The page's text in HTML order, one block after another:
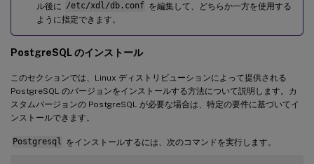
ル後に /etc/xdl/db.conf を編集して、どちらか一方を使用する
ように指定できます。
PostgreSQL のインストール
このセクションでは、Linux ディストリビューションによって提供される
PostgreSQL のバージョンをインストールする方法について説明します。カ
スタムバージョンの PostgreSQL が必要な場合は、特定の要件に基づいてイ
ンストールできます。
Postgresql をインストールするには、次のコマンドを実行します。